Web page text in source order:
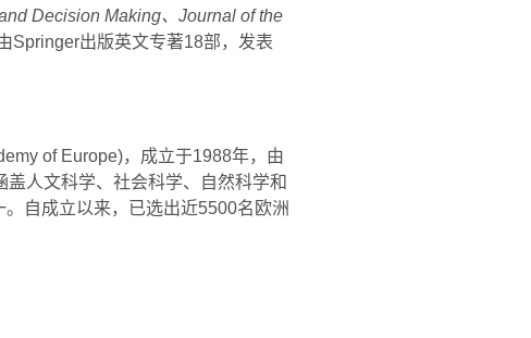
Decision Making、 Journal of the
Springer出版英文专著18部，发表
of Europe)，成立于1988年，由
盖人文科学、社会科学、自然科学和
自成立以来，已选出近5500名欧洲